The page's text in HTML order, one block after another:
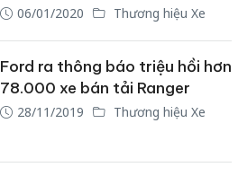
06/01/2020 Thương hiệu Xe
Ford ra thông báo triệu hồi hơn
78.000 xe bán tải Ranger
28/11/2019 Thương hiệu Xe